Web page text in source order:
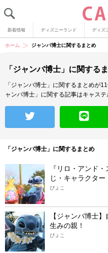
新着情報 ディズニーランド ディズ
ホーム ジャンバ博士に関するまとめ
「ジャンバ博士」に関する
「ジャンバ博士」に関するまとめが11
ャンバ博士」に関する記事はキャステ
「ジャンバ博士」に関するまとめ
『リロ・アンド
じ・キャラクター
ぴょこ
【ジャンバ博士
生みの親！
ぴょこ